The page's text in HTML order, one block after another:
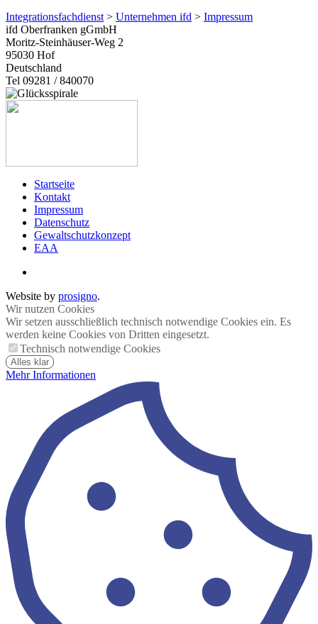
Integrationsfachdienst > Unternehmen ifd > Impressum
ifd Oberfranken gGmbH
Moritz-Steinhäuser-Weg 2
95030 Hof
Deutschland
Tel 09281 / 840070
Startseite
Kontakt
Impressum
Datenschutz
Gewaltschutzkonzept
EAA
Website by prosigno.
Wir nutzen Cookies
Wir setzen ausschließlich technisch notwendige Cookies ein. Es
werden keine Cookies von Dritten eingesetzt.
Technisch notwendige Cookies
Alles klar
Mehr Informationen